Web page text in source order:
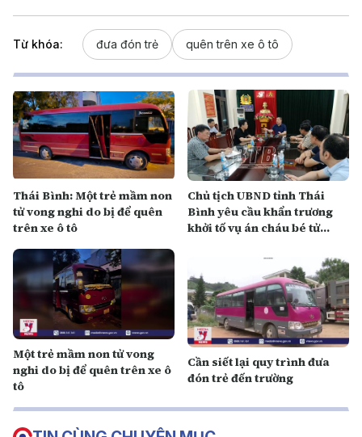
Từ khóa: đưa đón trẻ quên trên xe ô tô
Thái Bình: Một trẻ mầm non
tử vong nghi do bị để quên
trên xe ô tô
Chủ tịch UBND tỉnh Thái
Bình yêu cầu khẩn trương
khởi tố vụ án cháu bé tử
Một trẻ mầm non tử vong
nghi do bị để quên trên xe ô
tô
C ần siết lại quy trình đưa
đón trẻ đến trường